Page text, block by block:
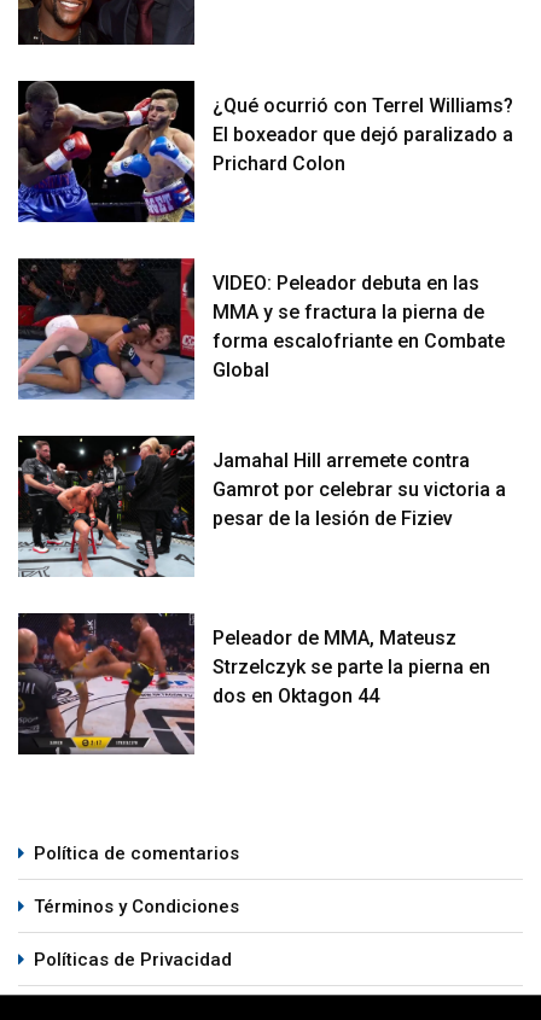
¿Qué ocurrió con Terrel Williams?
El boxeador que dejó paralizado a
Prichard Colon
VIDEO: Peleador debuta en las
MMA y se fractura la pierna de
forma escalofriante en Combate
Global
Jamahal Hill arremete contra
Gamrot por celebrar su victoria a
pesar de la lesión de Fiziev
Peleador de MMA, Mateusz
Strzelczyk se parte la pierna en
dos en Oktagon 44
Política de comentarios
Términos y Condiciones
Políticas de Privacidad